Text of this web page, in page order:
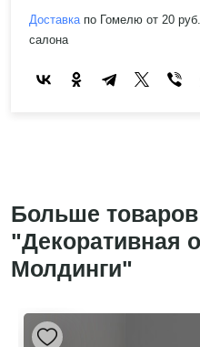
Доставкапо Гомелю от 20
салона
Больше товаров
"Декоративная
Молдинги"